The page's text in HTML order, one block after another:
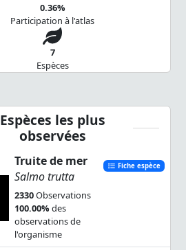
0.36%
Participation à l'atlas
7
Espèces
Espèces les plus
observées
Truite de mer
Salmo trutta
2330Observations
100.00% des
observations de
l'organisme
Fiche espèce